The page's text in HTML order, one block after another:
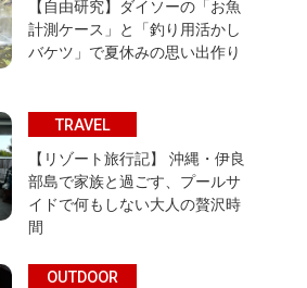
【自由研究】ダイソーの「お魚
計測ケース」と「釣り用活かし
バケツ」で夏休みの思い出作り
TRAVEL
【リゾート旅行記】 沖縄・伊良
部島で家族と過ごす、プールサ
イドで何もしない大人の贅沢時
間
OUTDOOR